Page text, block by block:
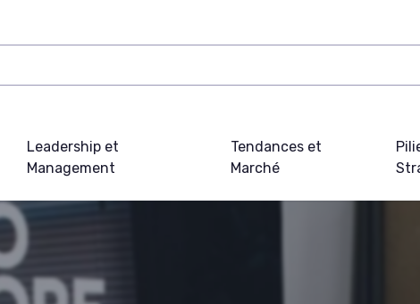
Leadership et
Management
Tendances et
Marché